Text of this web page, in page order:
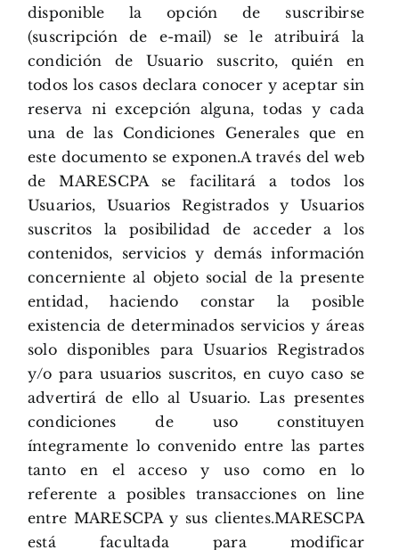
disponible la opción de suscribirse
(suscripción de e-mail) se le atribuirá la
condición de Usuario suscrito, quién en
todos los casos declara conocer y aceptar sin
reserva ni excepción alguna, todas y cada
una de las Condiciones Generales que en
este documento se exponen.A través del web
de MARESCPA se facilitará a todos los
Usuarios, Usuarios Registrados y Usuarios
suscritos la posibilidad de acceder a los
contenidos, servicios y demás información
concerniente al objeto social de la presente
entidad, haciendo constar la posible
existencia de determinados servicios y áreas
solo disponibles para Usuarios Registrados
y/o para usuarios suscritos, en cuyo caso se
advertirá de ello al Usuario. Las presentes
condiciones de uso constituyen
íntegramente lo convenido entre las partes
tanto en el acceso y uso como en lo
referente a posibles transacciones on line
entre MARESCPA y sus clientes.MARESCPA
está facultada para modificar